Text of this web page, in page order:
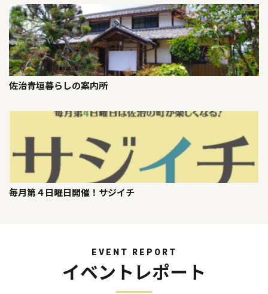
佐治青垣暮らしの案内所
毎月第４日曜日開催！サジイチ
EVENT REPORT
イベントレポート